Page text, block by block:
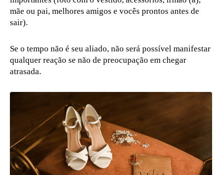
mãe ou pai, melhores amigos e vocês prontos antes de
sair).
Se o tempo não é seu aliado, não será possível manifestar
qualquer reação se não de preocupação em chegar
atrasada.